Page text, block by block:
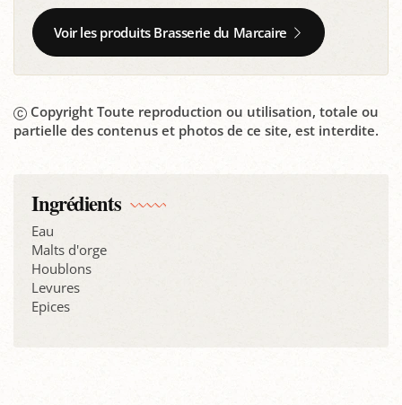
Voir les produits Brasserie du Marcaire
Copyright Toute reproduction ou utilisation, totale ou
partielle des contenus et photos de ce site, est interdite.
Ingrédients
Eau
Malts d'orge
Houblons
Levures
Epices